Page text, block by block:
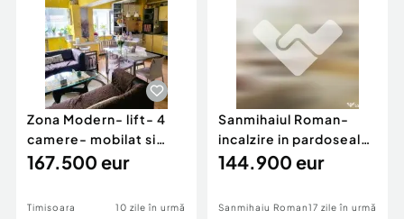
Zona Modern- lift- 4
camere- mobilat si
utilat
167.500 eur
Timisoara 10 zile în urmă
Sanmihaiul Roman-
incalzire in pardoseala-
teren generos
144.900 eur
Sanmihaiu Roman17 zile în urmă